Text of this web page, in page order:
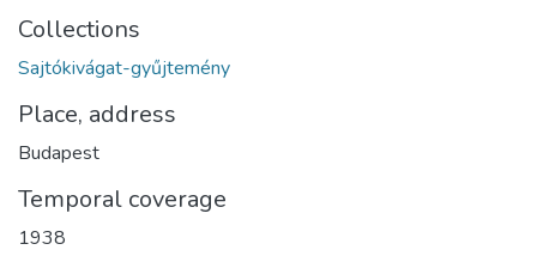
Collections
Sajtókivágat-gyűjtemény
Place, address
Budapest
Temporal coverage
1938